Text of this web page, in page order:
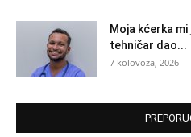
Moja kćerka
tehničar dao...
7 kolovoza, 2026